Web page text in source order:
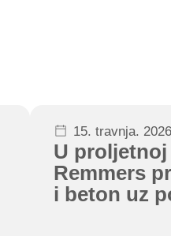
15. travnja.
U
Remmers
i beton uz